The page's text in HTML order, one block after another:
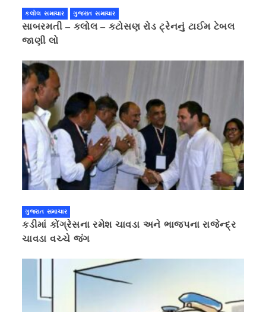
કલોલ સમાચાર ગુજરાત સમાચાર
સાબરમતી – કલોલ – કટોસણ રોડ ટ્રેનનું ટાઈમ ટેબલ
જાણી લો
ગુજરાત સમાચાર
કડીમાં કોંગ્રેસના રમેશ ચાવડા અને ભાજપના રાજેન્દ્ર
ચાવડા વચ્ચે જંગ